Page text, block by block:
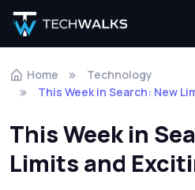
Home
Technology
This Week in Search: New
This Week in
Limits and